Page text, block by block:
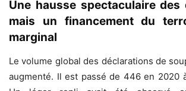
Une hausse spectaculaire des
mais un financement du
marginal
Le volume global des déclarations de
augmenté. Il est passé de 446 en 2020